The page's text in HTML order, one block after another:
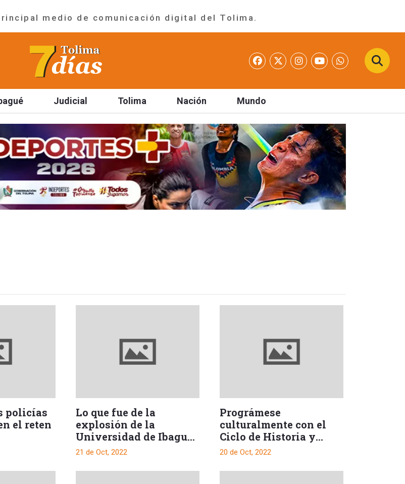
medio de comunicación digital del Tolima.
Judicial Tolima Nación Mundo
policías
el reten
Lo que fue de la
explosión de la
Universidad de Ibagué
¿Qué ocurrió?
21 de Oct, 2022
Prográmese
culturalmente con el
Ciclo de Historia y
memoria de la
20 de Oct, 2022